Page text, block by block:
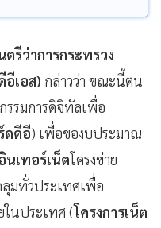
รีว่าการกระทรวง
เอส) กล่าวว่า ขณะนี้ตน
รรมการดิจิทัลเพื่อ
ดดีอี) เพื่อของบประมาณ
นเทอร์เน็ตโครงข่าย
ลุมทั่วประเทศเพื่อ
นประเทศ (โครงการเน็ต